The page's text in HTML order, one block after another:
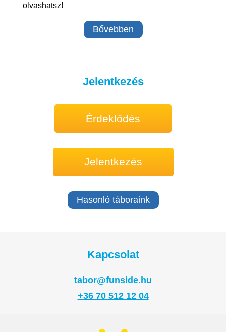
olvashatsz!
Bővebben
Jelentkezés
Érdeklődés
Jelentkezés
Hasonló táboraink
Kapcsolat
tabor@funside.hu
+36 70 512 12 04